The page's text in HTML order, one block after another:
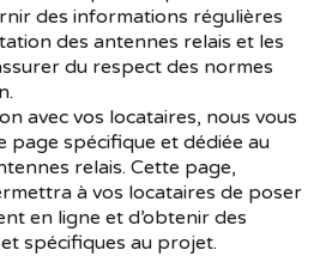
des informations régulières
des antennes relais et les
du respect des normes
avec vos locataires, nous vous
spécifique et dédiée au
relais. Cette page,
à vos locataires de poser
en ligne et d’obtenir des
spécifiques au projet.